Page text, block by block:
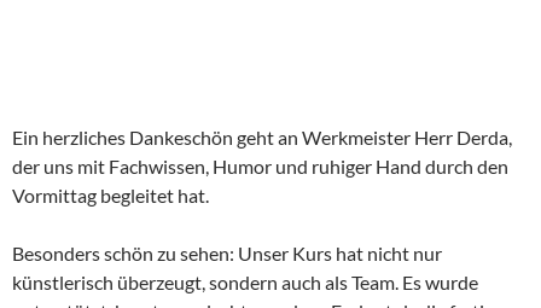
Ein herzliches Dankeschön geht an Werkmeister Herr Derda,
der uns mit Fachwissen, Humor und ruhiger Hand durch den
Vormittag begleitet hat.
Besonders schön zu sehen: Unser Kurs hat nicht nur
künstlerisch überzeugt, sondern auch als Team. Es wurde